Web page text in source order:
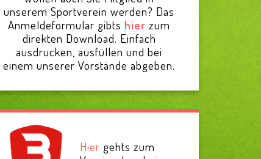
unserem Sportverein werden? Das
Anmeldeformular gibts hier zum
direkten Download. Einfach
ausdrucken, ausfüllen und bei
einem unserer Vorstände abgeben.
Hier gehts zum